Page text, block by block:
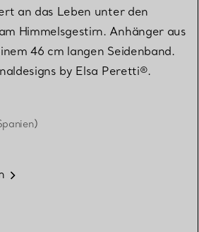
an das Leben unter den
Himmelsgestirn. Anhänger aus
46 cm langen Seidenband.
by Elsa Peretti®.